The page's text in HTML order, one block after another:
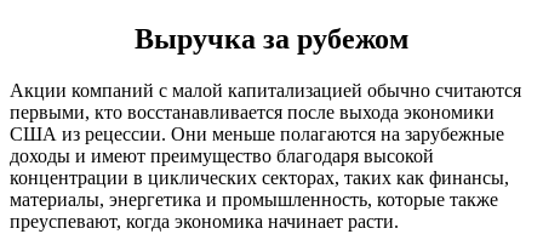
Выручка за рубежом
Акции компаний с малой капитализацией обычно считаются
первыми, кто восстанавливается после выхода экономики
США из рецессии. Они меньше полагаются на зарубежные
доходы и имеют преимущество благодаря высокой
концентрации в циклических секторах, таких как финансы,
материалы, энергетика и промышленность, которые также
преуспевают, когда экономика начинает расти.